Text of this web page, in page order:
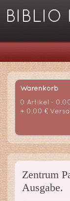
Warenkorb
0 Artikel -
+ 0,00 €
Zentrum
Ausgabe.